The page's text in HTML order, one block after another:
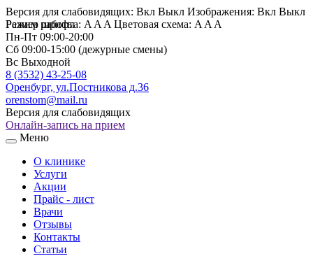
Версия для слабовидящих: Вкл Выкл Изображения: Вкл Выкл
Размер шрифта: A A A Цветовая схема: A A A
Режим работы
Пн-Пт 09:00-20:00
Сб 09:00-15:00 (дежурные смены)
Вс Выходной
8 (3532) 43-25-08
Оренбург, ул.Постникова д.36
orenstom@mail.ru
Версия для слабовидящих
Онлайн-запись на прием
Меню
О клинике
Услуги
Акции
Прайс - лист
Врачи
Отзывы
Контакты
Статьи